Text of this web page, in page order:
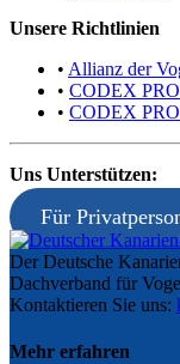
Unsere Richtlinien
• Allianz der
• CODEX
• CODEX
Uns Unterstützen:
Für
Der Deutsche
Dachverband für
Kontaktieren Sie uns:
Mehr erfahren